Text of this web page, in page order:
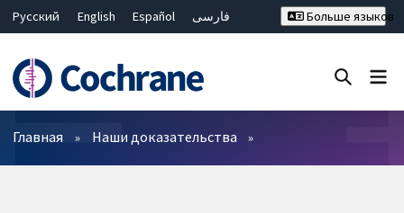
Русский English Español
فارسی
Bahasa Malaysia
ไทย
繁體中文
简体中文
Больше языков
Фильтры
Главная Наши доказательства